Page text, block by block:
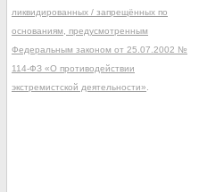
ликвидированных / запрещённых по
основаниям, предусмотренным
Федеральным законом от 25.07.2002 №
114-ФЗ «О противодействии
экстремистской деятельности»